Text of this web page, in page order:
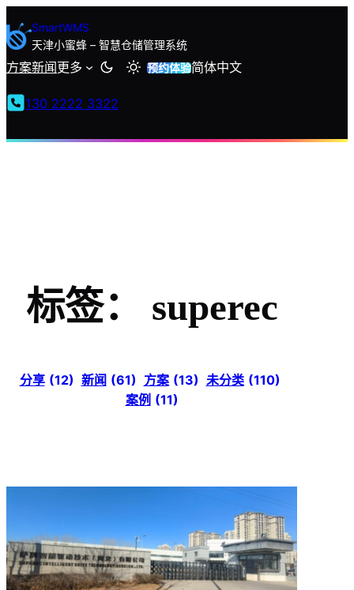
至
内
容
SmartWMS
天津小蜜蜂 – 智慧仓储管理系统
方案新闻更多 预约体验简体中文
130 2222 3322
标签： superec
分享 (12) 新闻 (61) 方案 (13) 未分类 (110)
案例 (11)